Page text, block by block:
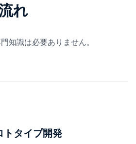
れ
知識は必要ありません。
トタイプ開発